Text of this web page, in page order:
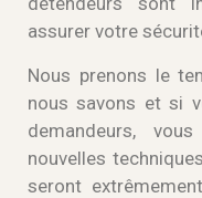
assurer votre
Nous prenons le
nous savons et si
demandeurs,
nouvelles
seront